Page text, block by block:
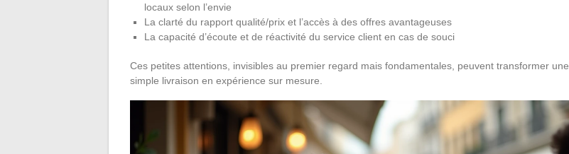
locaux selon l’envie
La clarté du rapport qualité/prix et l’accès à des offres avantageuses
La capacité d’écoute et de réactivité du service client en cas de souci
Ces petites attentions, invisibles au premier regard mais fondamentales, peuvent transformer une
simple livraison en expérience sur mesure.